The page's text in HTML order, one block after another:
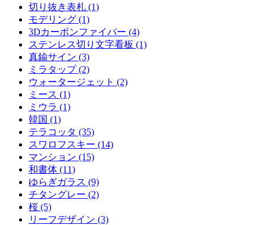
切り抜き表札 (1)
モデリング (1)
3Dカーボンファイバー (4)
ステンレス切り文字看板 (1)
真鍮サイン (3)
ミラタップ (2)
ウォータージェット (2)
ミース (1)
ミウラ (1)
韓国 (1)
テラコッタ (35)
スワロフスキー (14)
マンション (15)
和書体 (11)
ゆらぎガラス (9)
チタングレー (2)
桜 (5)
リーフデザイン (3)